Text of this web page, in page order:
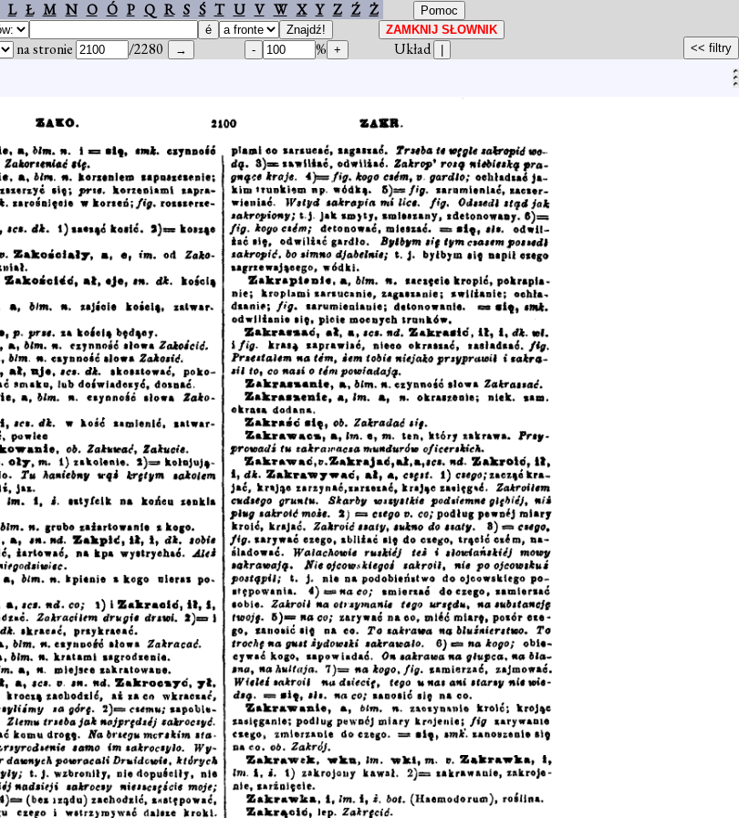
L Ł M N O Ó P Q R S Ś T U V W X Y Z Ź Ż
na stronie /2280 % Układ